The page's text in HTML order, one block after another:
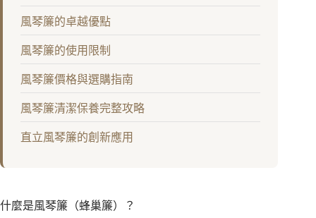
風琴簾的卓越優點
風琴簾的使用限制
風琴簾價格與選購指南
風琴簾清潔保養完整攻略
直立風琴簾的創新應用
什麼是風琴簾（蜂巢簾）？